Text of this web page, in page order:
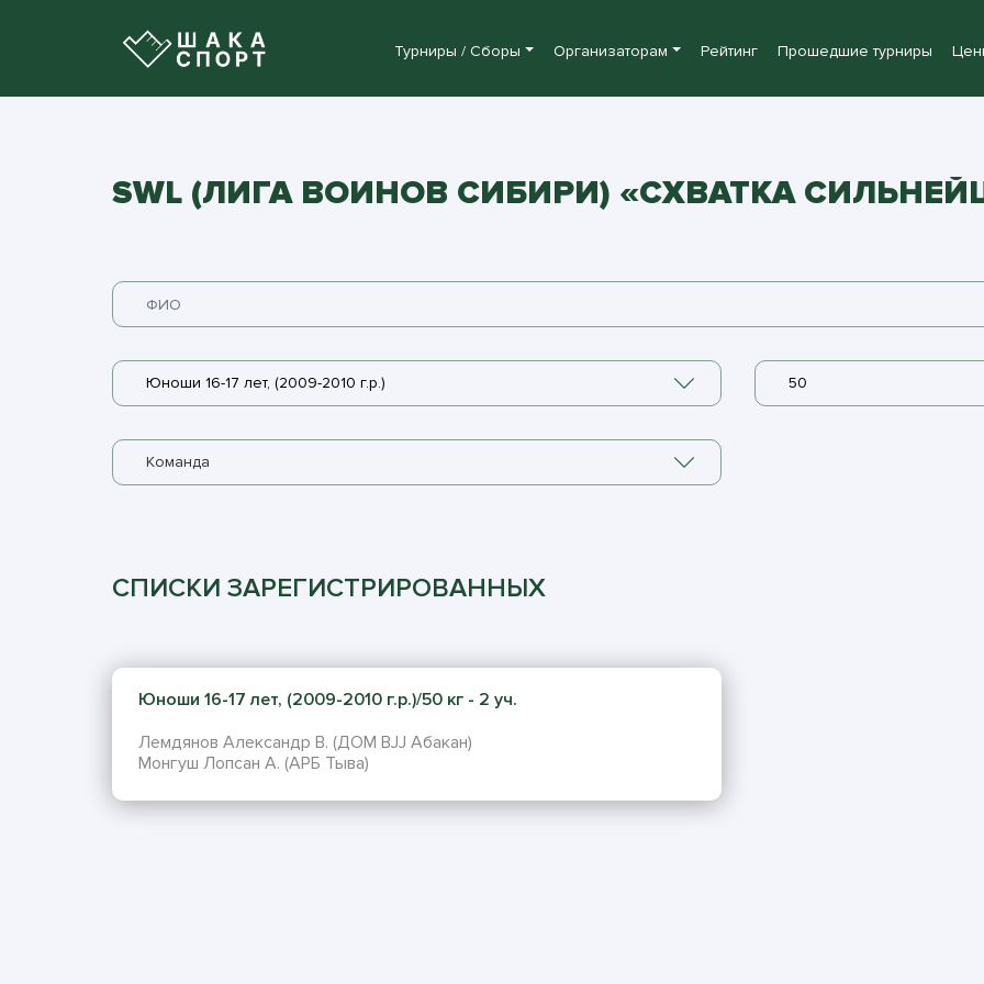
Турниры / Сборы Организаторам Рейтинг Прошедшие турниры
SWL (ЛИГА ВОИНОВ СИБИРИ) «СХВАТКА
Юноши 16-17 лет, (2009-2010 г.р.) 50
Команда
СПИСКИ ЗАРЕГИСТРИРОВАННЫХ
Юноши 16-17 лет, (2009-2010 г.р.)/50 кг - 2 уч.
Лемдянов Александр В. (ДОМ BJJ Абакан)
Монгуш Лопсан А. (АРБ Тыва)